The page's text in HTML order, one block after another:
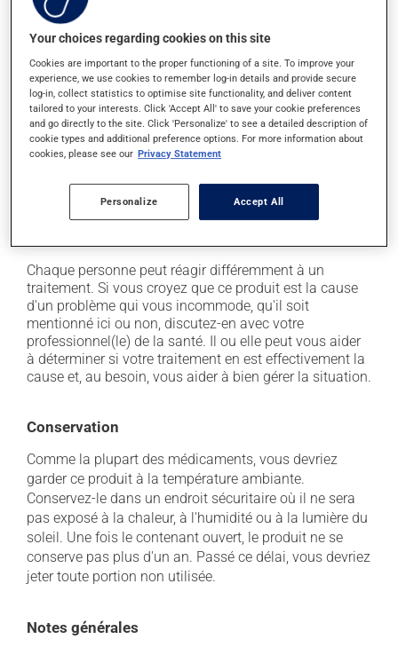
secondaires), notamment :
il peut causer des maux de tête;
il peut rendre votre peau plus sensible aux rayons UV
(p. ex. soleil, cabine de bronzage) - évitez le plus
possible de vous exposer aux rayons UV et protégez-
vous lorsque vous vous exposez au soleil;
il peut causer picotements et démangeaisons;
temporaire;
Chaque personne peut réagir différemment à un
traitement. Si vous croyez que ce produit est la cause
d'un problème qui vous incommode, qu'il soit
mentionné ici ou non, discutez-en avec votre
professionnel(le) de la santé. Il ou elle peut vous aider
à déterminer si votre traitement en est effectivement la
cause et, au besoin, vous aider à bien gérer la situation.
Conservation
Comme la plupart des médicaments, vous devriez
garder ce produit à la température ambiante.
Conservez-le dans un endroit sécuritaire où il ne sera
pas exposé à la chaleur, à l'humidité ou à la lumière du
soleil. Une fois le contenant ouvert, le produit ne se
conserve pas plus d'un an. Passé ce délai, vous devriez
jeter toute portion non utilisée.
Notes générales
Your choices regarding cookies on this site
Cookies are important to the proper functioning of a site. To improve your
experience, we use cookies to remember log-in details and provide secure
log-in, collect statistics to optimise site functionality, and deliver content
tailored to your interests. Click 'Accept All' to save your cookie preferences
and go directly to the site. Click 'Personalize' to see a detailed description of
cookie types and additional preference options. For more information about
cookies, please see our Privacy Statement
Personalize Accept All